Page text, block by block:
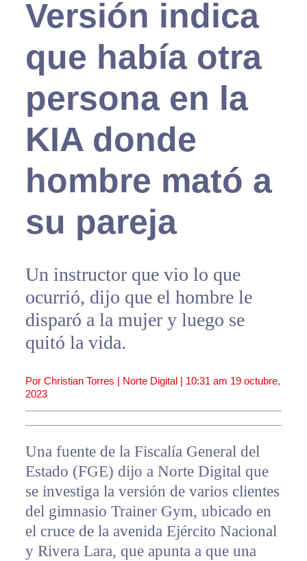
Versión indica
que había otra
persona en la
KIA donde
hombre mató a
su pareja
Un instructor que vio lo que
ocurrió, dijo que el hombre le
disparó a la mujer y luego se
quitó la vida.
Por Christian Torres | Norte Digital | 10:31 am 19 octubre,
2023
Una fuente de la Fiscalía General del
Estado (FGE) dijo a Norte Digital que
se investiga la versión de varios clientes
del gimnasio Trainer Gym, ubicado en
el cruce de la avenida Ejército Nacional
y Rivera Lara, que apunta a que una